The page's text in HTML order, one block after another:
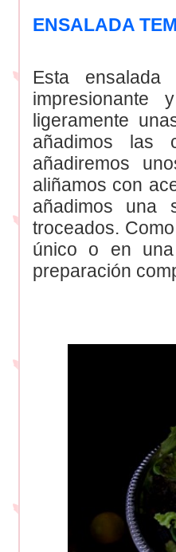
ENSALADA
Esta
ligeramente
añadimos las
añadiremos
aliñamos con
añadimos una
troceados.
único o en
preparación